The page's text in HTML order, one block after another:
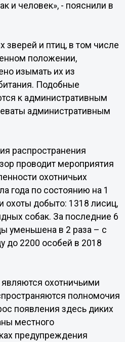
и человек», - пояснили в
зверей и птиц, в том числе
положении,
изымать их из
Подобные
к административным
административным
распространения
проводит мероприятия
охотничьих
года по состоянию на 1
охоты добыто: 1318 лисиц,
собак. За последние 6
уменьшена в 2 раза – с
до 2200 особей в 2018
охотничьими
полномочия
появления здесь диких
местного
предупреждения